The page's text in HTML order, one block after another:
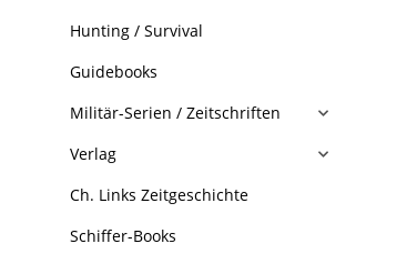
Hunting / Survival
Guidebooks
Militär-Serien / Zeitschriften
Verlag
Ch. Links Zeitgeschichte
Schiffer-Books